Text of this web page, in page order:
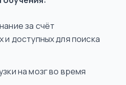
за счёт
и доступных для поиска
на мозг во время